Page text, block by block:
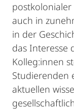
postkolonialer
auch in
in der
das Interesse
Kolleg:innen
Studierenden
aktuellen